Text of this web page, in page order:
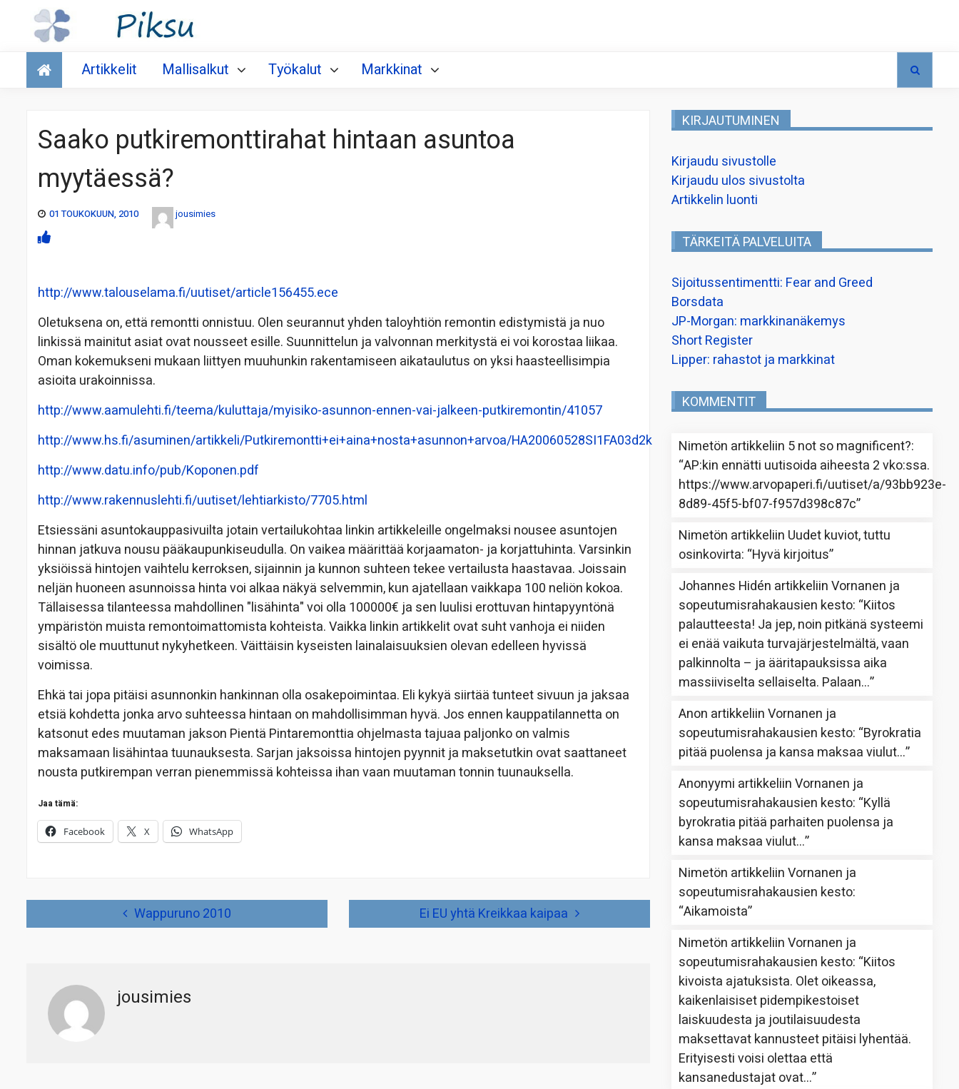
Talous
Artikkelit Mallisalkut Työkalut Markkinat
Saako putkiremonttirahat hintaan asuntoa
myytäessä?
01 TOUKOKUUN, 2010 jousimies
http://www.talouselama.fi/uutiset/article156455.ece
Oletuksena on, että remontti onnistuu. Olen seurannut yhden taloyhtiön remontin edistymistä ja nuo
linkissä mainitut asiat ovat nousseet esille. Suunnittelun ja valvonnan merkitystä ei voi korostaa liikaa.
Oman kokemukseni mukaan liittyen muuhunkin rakentamiseen aikataulutus on yksi haasteellisimpia
asioita urakoinnissa.
http://www.aamulehti.fi/teema/kuluttaja/myisiko-asunnon-ennen-vai-jalkeen-putkiremontin/41057
http://www.hs.fi/asuminen/artikkeli/Putkiremontti+ei+aina+nosta+asunnon+arvoa/HA20060528SI1FA03d2k
http://www.datu.info/pub/Koponen.pdf
http://www.rakennuslehti.fi/uutiset/lehtiarkisto/7705.html
Etsiessäni asuntokauppasivuilta jotain vertailukohtaa linkin artikkeleille ongelmaksi nousee asuntojen
hinnan jatkuva nousu pääkaupunkiseudulla. On vaikea määrittää korjaamaton- ja korjattuhinta. Varsinkin
yksiöissä hintojen vaihtelu kerroksen, sijainnin ja kunnon suhteen tekee vertailusta haastavaa. Joissain
neljän huoneen asunnoissa hinta voi alkaa näkyä selvemmin, kun ajatellaan vaikkapa 100 neliön kokoa.
Tällaisessa tilanteessa mahdollinen "lisähinta" voi olla 100000€ ja sen luulisi erottuvan hintapyyntönä
ympäristön muista remontoimattomista kohteista. Vaikka linkin artikkelit ovat suht vanhoja ei niiden
sisältö ole muuttunut nykyhetkeen. Väittäisin kyseisten lainalaisuuksien olevan edelleen hyvissä
voimissa.
Ehkä tai jopa pitäisi asunnonkin hankinnan olla osakepoimintaa. Eli kykyä siirtää tunteet sivuun ja jaksaa
etsiä kohdetta jonka arvo suhteessa hintaan on mahdollisimman hyvä. Jos ennen kauppatilannetta on
katsonut edes muutaman jakson Pientä Pintaremonttia ohjelmasta tajuaa paljonko on valmis
maksamaan lisähintaa tuunauksesta. Sarjan jaksoissa hintojen pyynnit ja maksetutkin ovat saattaneet
nousta putkirempan verran pienemmissä kohteissa ihan vaan muutaman tonnin tuunauksella.
Jaa tämä:
Facebook X WhatsApp
Wappuruno 2010 Ei EU yhtä Kreikkaa kaipaa
jousimies
KIRJAUTUMINEN
Kirjaudu sivustolle
Kirjaudu ulos sivustolta
Artikkelin luonti
TÄRKEITÄ PALVELUITA
Sijoitussentimentti: Fear and Greed
Borsdata
JP-Morgan: markkinanäkemys
Short Register
Lipper: rahastot ja markkinat
KOMMENTIT
Nimetön artikkeliin 5 not so magnificent?:
“AP:kin ennätti uutisoida aiheesta 2 vko:ssa.
https://www.arvopaperi.fi/uutiset/a/93bb923e-
8d89-45f5-bf07-f957d398c87c”
Nimetön artikkeliin Uudet kuviot, tuttu
osinkovirta: “Hyvä kirjoitus”
Johannes Hidén artikkeliinVornanen ja
sopeutumisrahakausien kesto: “Kiitos
palautteesta! Ja jep, noin pitkänä systeemi
ei enää vaikuta turvajärjestelmältä, vaan
palkinnolta – ja ääritapauksissa aika
massiiviselta sellaiselta. Palaan…”
Anon artikkeliinVornanen ja
sopeutumisrahakausien kesto: “Byrokratia
pitää puolensa ja kansa maksaa viulut…”
Anonyymi artikkeliinVornanen ja
sopeutumisrahakausien kesto: “Kyllä
byrokratia pitää parhaiten puolensa ja
kansa maksaa viulut…”
Nimetön artikkeliinVornanen ja
sopeutumisrahakausien kesto:
“Aikamoista”
Nimetön artikkeliinVornanen ja
sopeutumisrahakausien kesto: “Kiitos
kivoista ajatuksista. Olet oikeassa,
kaikenlaisiset pidempikestoiset
laiskuudesta ja joutilaisuudesta
maksettavat kannusteet pitäisi lyhentää.
Erityisesti voisi olettaa että
kansanedustajat ovat…”